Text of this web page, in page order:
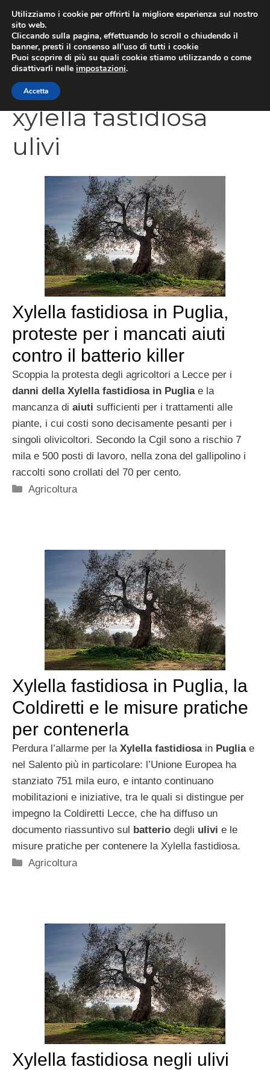
contenuto
xylella fastidiosa
ulivi
Xylella fastidiosa in Puglia,
proteste per i mancati aiuti
contro il batterio killer
Scoppia la protesta degli agricoltori a Lecce per i
danni della Xylella fastidiosa in Pugliae la
mancanza di aiuti sufficienti per i trattamenti alle
piante, i cui costi sono decisamente pesanti per i
singoli olivicoltori. Secondo la Cgil sono a rischio 7
mila e 500 posti di lavoro, nella zona del gallipolino i
raccolti sono crollati del 70 per cento.
Categorie
Agricoltura
Xylella fastidiosa in Puglia, la
Coldiretti e le misure pratiche
per contenerla
Perdura l’allarme per la Xylella fastidiosain Pugliae
nel Salento più in particolare: l’Unione Europea ha
stanziato 751 mila euro, e intanto continuano
mobilitazioni e iniziative, tra le quali si distingue per
impegno la Coldiretti Lecce, che ha diffuso un
documento riassuntivo sul batterio degli ulivi e le
misure pratiche per contenere la Xylella fastidiosa.
Categorie
Agricoltura
Xylella fastidiosa negli ulivi
Utilizziamo i cookie per offrirti la migliore esperienza sul nostro
sito web.
Cliccando sulla pagina, effettuando lo scroll o chiudendo il
banner, presti il consenso all’uso di tutti i cookie
Puoi scoprire di più su quali cookie stiamo utilizzando o come
disattivarli nelle impostazioni.
Accetta